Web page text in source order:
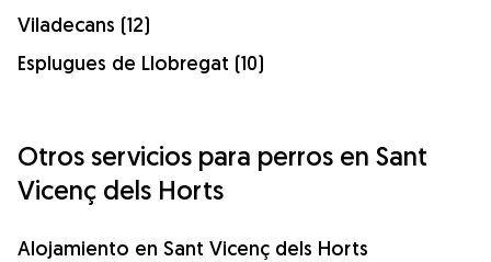
Viladecans (12)
Esplugues de Llobregat (10)
Otros servicios para perros en Sant
Vicenç dels Horts
Alojamiento en Sant Vicenç dels Horts